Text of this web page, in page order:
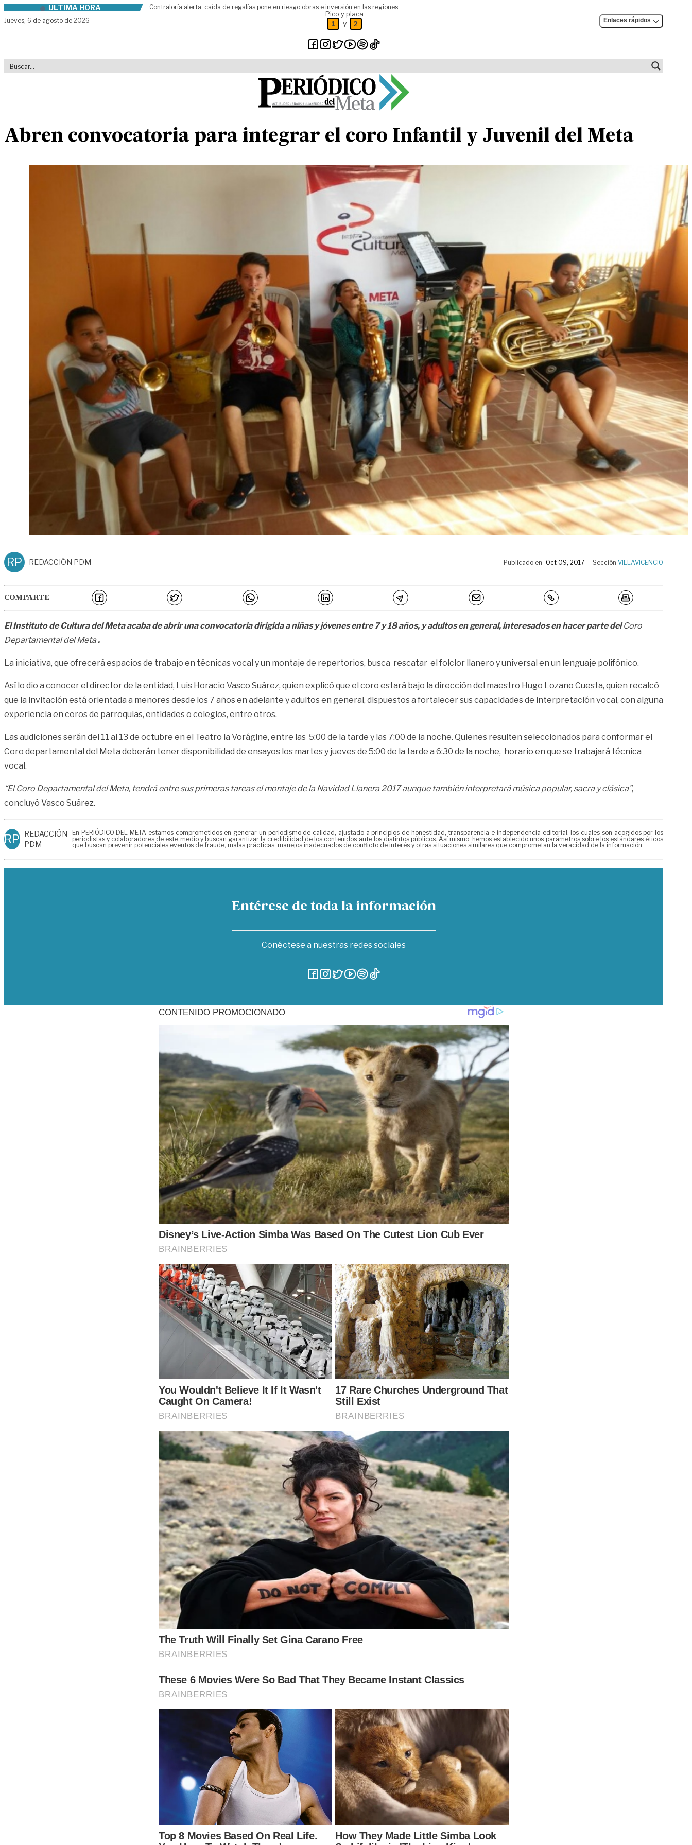
Skip to contentÚLTIMA HORA
Contraloría alerta: caída de regalías pone en riesgo obras e inversión en las regiones
Jueves, 6 de agosto de 2026
Pico y placa
1 y 2 Enlaces rápidos
Abren convocatoria para integrar el coro Infantil y Juvenil del Meta
RP REDACCIÓN PDM Publicado en Oct 09, 2017 Sección VILLAVICENCIO
COMPARTE
El Instituto de Cultura del Meta acaba de abrir una convocatoria dirigida a niñas y jóvenes entre 7 y 18 años, y adultos en general, interesados en hacer parte delCoro
Departamental del Meta.
La iniciativa, que ofrecerá espacios de trabajo en técnicas vocal y un montaje de repertorios, busca rescatar el folclor llanero y universal en un lenguaje polifónico.
Así lo dio a conocer el director de la entidad, Luis Horacio Vasco Suárez, quien explicó que el coro estará bajo la dirección del maestro Hugo Lozano Cuesta, quien recalcó
que la invitación está orientada a menores desde los 7 años en adelante y adultos en general, dispuestos a fortalecer sus capacidades de interpretación vocal, con alguna
experiencia en coros de parroquias, entidades o colegios, entre otros.
Las audiciones serán del 11 al 13 de octubre en el Teatro la Vorágine, entre las 5:00 de la tarde y las 7:00 de la noche. Quienes resulten seleccionados para conformar el
Coro departamental del Meta deberán tener disponibilidad de ensayos los martes y jueves de 5:00 de la tarde a 6:30 de la noche, horario en que se trabajará técnica
vocal.
“ElCoro Departamental del Meta, tendrá entre sus primeras tareas el montaje de la Navidad Llanera 2017 aunque también interpretará música popular, sacra y clásica”,
concluyó Vasco Suárez.
RP REDACCIÓN
PDM
En PERIÓDICO DEL META estamos comprometidos en generar un periodismo de calidad, ajustado a principios de honestidad, transparencia e independencia editorial, los cuales son acogidos por los
periodistas y colaboradores de este medio y buscan garantizar la credibilidad de los contenidos ante los distintos públicos. Así mismo, hemos establecido unos parámetros sobre los estándares éticos
que buscan prevenir potenciales eventos de fraude, malas prácticas, manejos inadecuados de conflicto de interés y otras situaciones similares que comprometan la veracidad de la información.
Entérese de toda la información
Conéctese a nuestras redes sociales